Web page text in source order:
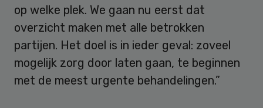
op welke plek. We gaan nu eerst dat
overzicht maken met alle betrokken
partijen. Het doel is in ieder geval: zoveel
mogelijk zorg door laten gaan, te beginnen
met de meest urgente behandelingen.”